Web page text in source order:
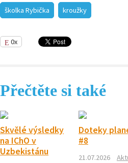
školka Rybička kroužky
0x
Přečtěte si také
Skvělé výsledky
na IChO v
Uzbekistánu
Doteky
#8
21.07.2026